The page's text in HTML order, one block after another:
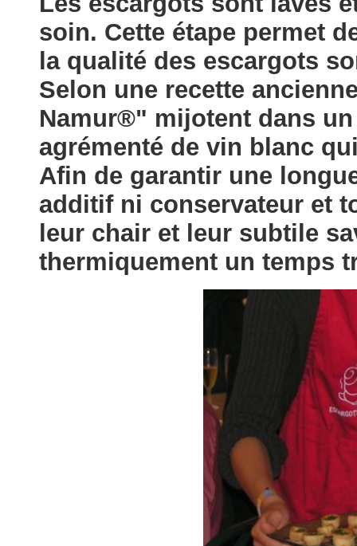
soin. Cette étape permet
la qualité des escargots
Selon une recette
Namur®" mijotent dans
agrémenté de vin blanc
Afin de garantir une
additif ni conservateur et
leur chair et leur subtile
thermiquement un temps